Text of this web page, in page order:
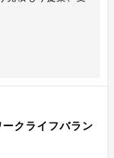
ークライフバラン